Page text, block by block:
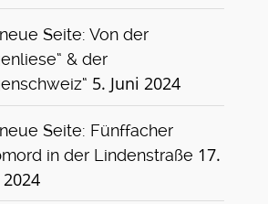
Seite: Von der
& der
5. Juni 2024
Seite: Fünffacher
in der Lindenstraße 17.